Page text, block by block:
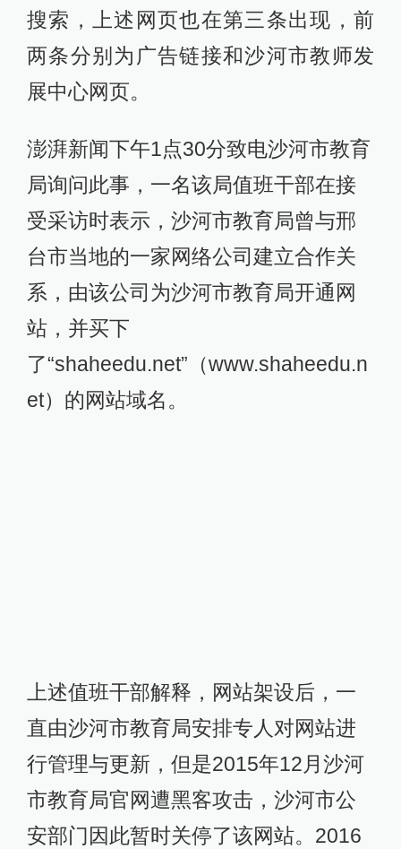
搜索，上述网页也在第三条出现，前
两条分别为广告链接和沙河市教师发
展中心网页。
澎湃新闻下午1点30分致电沙河市教育
局询问此事，一名该局值班干部在接
受采访时表示，沙河市教育局曾与邢
台市当地的一家网络公司建立合作关
系，由该公司为沙河市教育局开通网
站，并买下
了“shaheedu.net”（www.shaheedu.n
et）的网站域名。
上述值班干部解释，网站架设后，一
直由沙河市教育局安排专人对网站进
行管理与更新，但是2015年12月沙河
市教育局官网遭黑客攻击，沙河市公
安部门因此暂时关停了该网站。2016